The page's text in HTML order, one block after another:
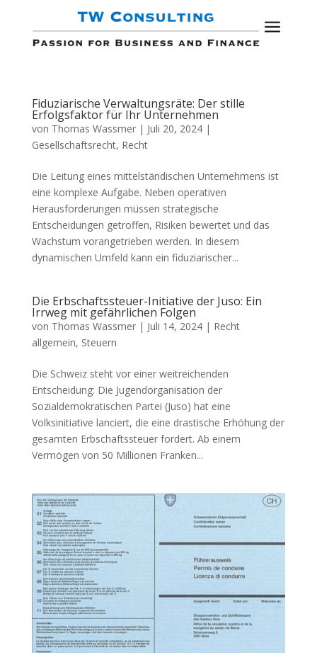
a
Fiduziarische Verwaltungsräte: Der stille
Erfolgsfaktor für Ihr Unternehmen
von Thomas Wassmer| Juli 20, 2024|
Gesellschaftsrecht, Recht
Die Leitung eines mittelständischen Unternehmens ist
eine komplexe Aufgabe. Neben operativen
Herausforderungen müssen strategische
Entscheidungen getroffen, Risiken bewertet und das
Wachstum vorangetrieben werden. In diesem
dynamischen Umfeld kann ein fiduziarischer...
Die Erbschaftssteuer-Initiative der Juso: Ein
Irrweg mit gefährlichen Folgen
von Thomas Wassmer| Juli 14, 2024| Recht
allgemein, Steuern
Die Schweiz steht vor einer weitreichenden
Entscheidung: Die Jugendorganisation der
Sozialdemokratischen Partei (Juso) hat eine
Volksinitiative lanciert, die eine drastische Erhöhung der
gesamten Erbschaftssteuer fordert. Ab einem
Vermögen von 50 Millionen Franken...